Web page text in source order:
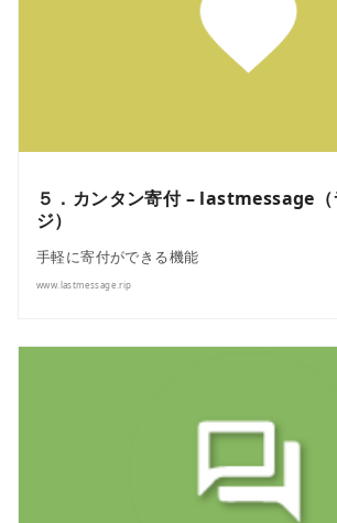
５．カンタン寄付 – lastmessage
ジ）
手軽に寄付ができる機能
www.lastmessage.rip